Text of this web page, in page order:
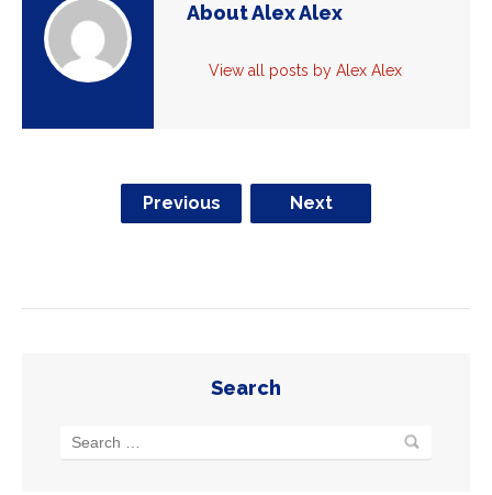
About Alex Alex
View all posts by Alex Alex
Previous Next
Search